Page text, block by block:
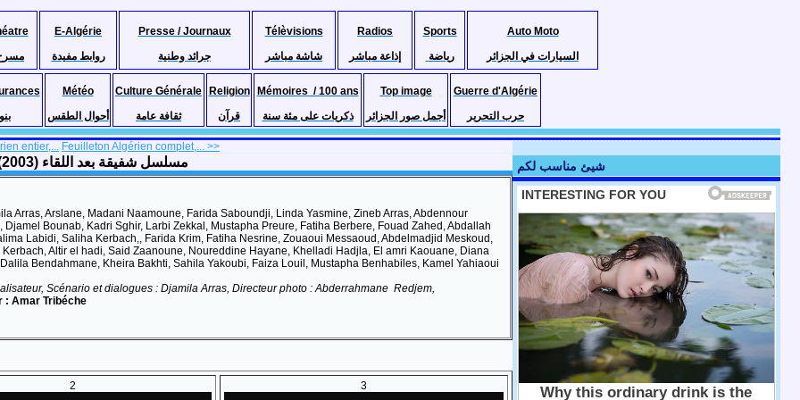
E-Algérie
روابط مفيدة
Presse / Journaux
جرائد وطنية
Télèvisions
شاشة مباشر
Radios
إذاعة مباشر
Sports
رياضة
Auto Moto
السيارات في الجزائر
Météo
أحوال الطقس
Culture Générale
ثقافة عامة
Religion
قرآن
Mémoires / 100 ans
ذكريات على مئة سنة
Top image
أجمل صور الجزائر
Guerre d'Algérie
حرب التحرير
entier,... Feuilleton Algérien complet,... >>
Chafika après la rencontre, Feuilleton Algérien complet, (2003) مسلسل شفيقة بعد اللقاء
Arras, Arslane, Madani Naamoune, Farida Saboundji, Linda Yasmine, Zineb Arras, Abdennour
Djamel Bounab, Kadri Sghir, Larbi Zekkal, Mustapha Preure, Fatiha Berbere, Fouad Zahed, Abdallah
Labidi, Saliha Kerbach,, Farida Krim, Fatiha Nesrine, Zouaoui Messaoud, Abdelmadjid Meskoud,
Altir el hadi, Said Zaanoune, Noureddine Hayane, Khelladi Hadjla, El amri Kaouane, Diana
Bendahmane, Kheira Bakhti, Sahila Yakoubi, Faiza Louil, Mustapha Benhabiles, Kamel Yahiaoui
Scénario et dialogues : Djamila Arras, Directeur photo : Abderrahmane Redjem,
: Amar Tribéche
2 3
شيئ مناسب لكم